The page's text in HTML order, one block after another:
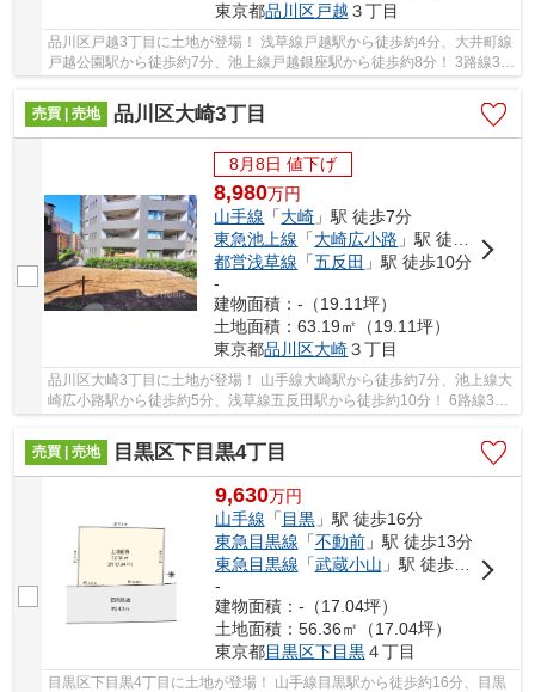
東京都品川区戸越 ３丁目
品川区戸越3丁目に土地が登場！ 浅草線戸越駅から徒歩約4分、大井町線
戸越公園駅から徒歩約7分、池上線戸越銀座駅から徒歩約8分！ 3路線3駅
売買 | 売地
品川区大崎3丁目
8月8日 値下げ
8,980万円
山手線 「大崎 」駅 徒歩7分
東急池上線 「大崎広小路 」駅 徒歩5分
都営浅草線 「五反田 」駅 徒歩10分
-
建物面積：-（19.11坪）
土地面積：63.19㎡（19.11坪）
東京都品川区大崎３丁目
品川区大崎3丁目に土地が登場！ 山手線大崎駅から徒歩約7分、池上線大
崎広小路駅から徒歩約5分、浅草線五反田駅から徒歩約10分！ 6路線3駅
売買 | 売地
目黒区下目黒4丁目
9,630万円
山手線 「 目黒」駅 徒歩16分
東急目黒線 「不動前」駅 徒歩13分
東急目黒線 「武蔵小山 」駅 徒歩15分
-
建物面積：-（17.04坪）
土地面積：56.36㎡（17.04坪）
東京都目黒区下目黒４丁目
目黒区下目黒4丁目に土地が登場！ 山手線目黒駅から徒歩約16分、目黒